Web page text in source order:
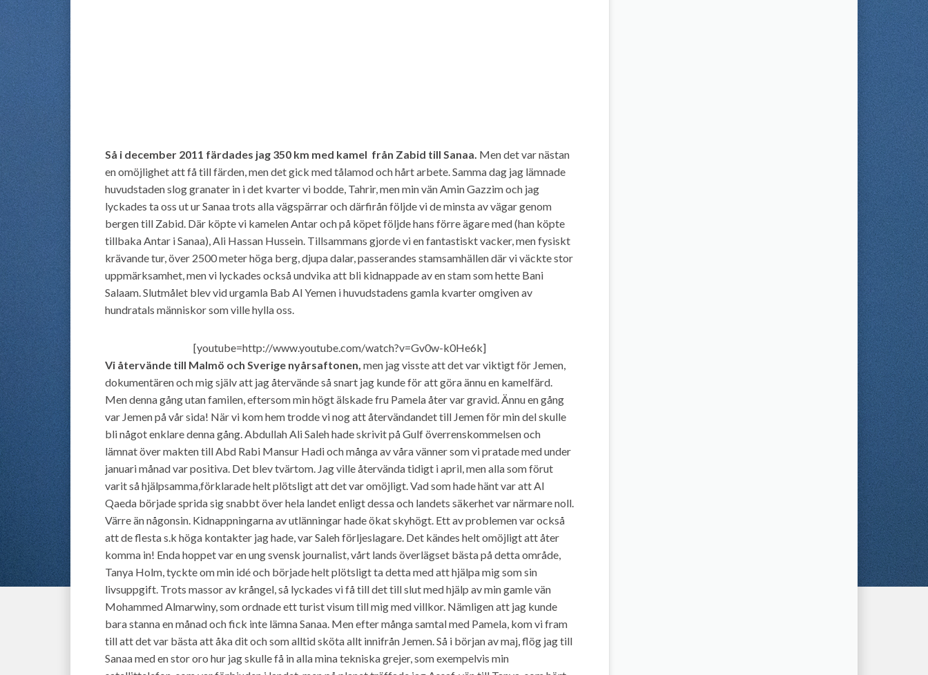
Så i december 2011 färdades jag 350 km med kamel från Zabid till Sanaa. Men det var nästan
en omöjlighet att få till färden, men det gick med tålamod och hårt arbete. Samma dag jag lämnade
huvudstaden slog granater in i det kvarter vi bodde, Tahrir, men min vän Amin Gazzim och jag
lyckades ta oss ut ur Sanaa trots alla vägspärrar och därfirån följde vi de minsta av vägar genom
bergen till Zabid. Där köpte vi kamelen Antar och på köpet följde hans förre ägare med (han köpte
tillbaka Antar i Sanaa), Ali Hassan Hussein. Tillsammans gjorde vi en fantastiskt vacker, men fysiskt
krävande tur, över 2500 meter höga berg, djupa dalar, passerandes stamsamhällen där vi väckte stor
uppmärksamhet, men vi lyckades också undvika att bli kidnappade av en stam som hette Bani
Salaam. Slutmålet blev vid urgamla Bab Al Yemen i huvudstadens gamla kvarter omgiven av
hundratals människor som ville hylla oss.
[youtube=http://www.youtube.com/watch?v=Gv0w-k0He6k]
Vi återvände till Malmö och Sverige nyårsaftonen, men jag visste att det var viktigt för Jemen,
dokumentären och mig själv att jag återvände så snart jag kunde för att göra ännu en kamelfärd.
Men denna gång utan familen, eftersom min högt älskade fru Pamela åter var gravid. Ännu en gång
var Jemen på vår sida! När vi kom hem trodde vi nog att återvändandet till Jemen för min del skulle
bli något enklare denna gång. Abdullah Ali Saleh hade skrivit på Gulf överrenskommelsen och
lämnat över makten till Abd Rabi Mansur Hadi och många av våra vänner som vi pratade med under
januari månad var positiva. Det blev tvärtom. Jag ville återvända tidigt i april, men alla som förut
varit så hjälpsamma,förklarade helt plötsligt att det var omöjligt. Vad som hade hänt var att Al
Qaeda började sprida sig snabbt över hela landet enligt dessa och landets säkerhet var närmare noll.
Värre än någonsin. Kidnappningarna av utlänningar hade ökat skyhögt. Ett av problemen var också
att de flesta s.k höga kontakter jag hade, var Saleh förljeslagare. Det kändes helt omöjligt att åter
komma in! Enda hoppet var en ung svensk journalist, vårt lands överlägset bästa på detta område,
Tanya Holm, tyckte om min idé och började helt plötsligt ta detta med att hjälpa mig som sin
livsuppgift. Trots massor av krångel, så lyckades vi få till det till slut med hjälp av min gamle vän
Mohammed Almarwiny, som ordnade ett turist visum till mig med villkor. Nämligen att jag kunde
bara stanna en månad och fick inte lämna Sanaa. Men efter många samtal med Pamela, kom vi fram
till att det var bästa att åka dit och som alltid sköta allt innifrån Jemen. Så i början av maj, flög jag till
Sanaa med en stor oro hur jag skulle få in alla mina tekniska grejer, som exempelvis min